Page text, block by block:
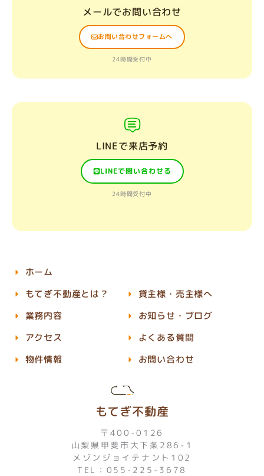
メールでお問い合わせ
お問い合わせフォームへ
24時間受付中
LINEで来店予約
LINEで問い合わせる
24時間受付中
もてぎ不動産
〒400-0126
山梨県甲斐市大下条286-1
メゾンジョイテナント102
TEL：055-225-3678
ホーム
もてぎ不動産とは？
業務内容
アクセス
物件情報
貸主様・売主様へ
お知らせ・ブログ
よくある質問
お問い合わせ